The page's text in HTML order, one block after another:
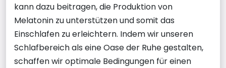
kann dazu beitragen, die Produktion von
Melatonin zu unterstützen und somit das
Einschlafen zu erleichtern. Indem wir unseren
Schlafbereich als eine Oase der Ruhe gestalten,
schaffen wir optimale Bedingungen für einen